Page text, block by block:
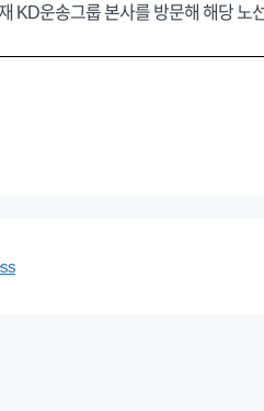
KD운송그룹 본사를 방문해 해당 노